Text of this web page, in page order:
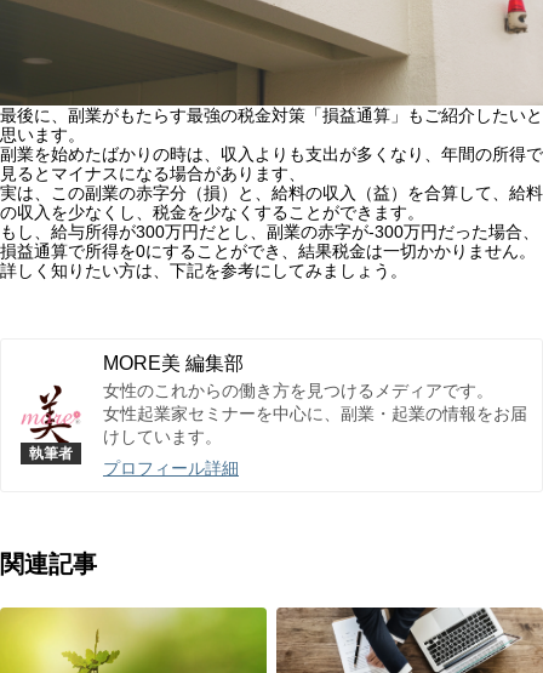
最後に、副業がもたらす最強の税金対策「損益通算」もご紹介したいと
思います。
副業を始めたばかりの時は、収入よりも支出が多くなり、年間の所得で
見るとマイナスになる場合があります、
実は、この副業の赤字分（損）と、給料の収入（益）を合算して、給料
の収入を少なくし、税金を少なくすることができます。
もし、給与所得が300万円だとし、副業の赤字が-300万円だった場合、
損益通算で所得を0にすることができ、結果税金は一切かかりません。
詳しく知りたい方は、下記を参考にしてみましょう。
MORE美 編集部
女性のこれからの働き方を見つけるメディアです。
女性起業家セミナーを中心に、副業・起業の情報をお届
けしています。
プロフィール詳細
関連記事